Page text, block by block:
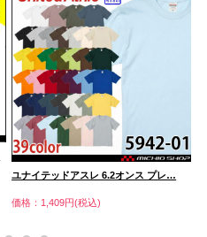
ユナイテッドアスレ 6.2オンス プレ…
価格：1,409円(税込)